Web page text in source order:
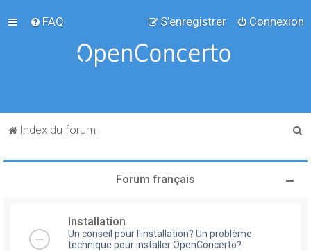
FAQ Connexion
S’enregistrer
Index du forum
Forum français
Installation
Un conseil pour l'installation? Un problème
technique pour installer OpenConcerto?